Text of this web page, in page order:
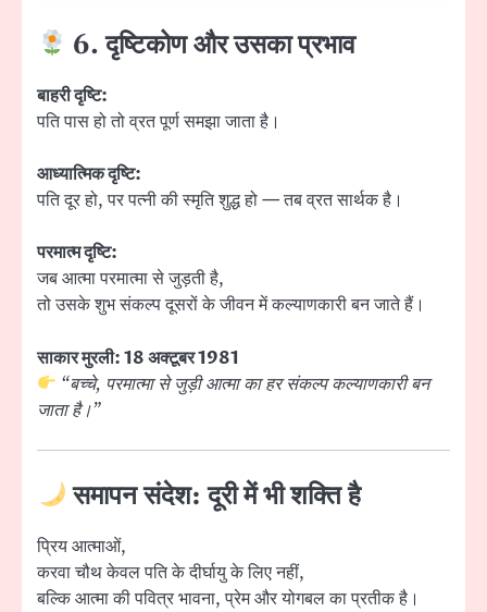
6. दृष्टिकोण और उसका प्रभाव
बाहरी दृष्टि:
पति पास हो तो व्रत पूर्ण समझा जाता है।
आध्यात्मिक दृष्टि:
पति दूर हो, पर पत्नी की स्मृति शुद्ध हो — तब व्रत सार्थक है।
परमात्म दृष्टि:
जब आत्मा परमात्मा से जुड़ती है,
तो उसके शुभ संकल्प दूसरों के जीवन में कल्याणकारी बन जाते हैं।
साकार मुरली: 18 अक्टूबर 1981
“बच्चे, परमात्मा से जुड़ी आत्मा का हर संकल्प कल्याणकारी बन
जाता है।”
समापन संदेश: दूरी में भी शक्ति है
प्रिय आत्माओं,
करवा चौथ केवल पति के दीर्घायु के लिए नहीं,
बल्कि आत्मा की पवित्र भावना, प्रेम और योगबल का प्रतीक है।